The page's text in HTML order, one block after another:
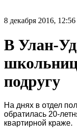
8 декабря 2016, 12:56
В Улан-
подругу
На днях в отдел
обратилась 20-
квартирной краже.